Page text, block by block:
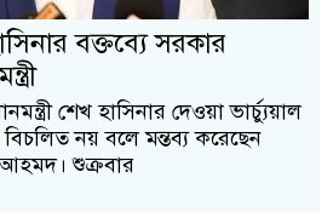
বক্তব্যে সরকার
শেখ হাসিনার দেওয়া ভার্চ্যুয়াল
নয় বলে মন্তব্য করেছেন
আহমদ। শুক্রবার